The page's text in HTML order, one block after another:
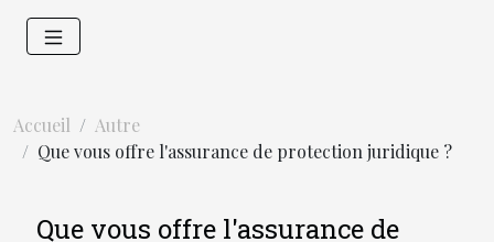
Accueil
Autre
Que vous offre l'assurance de protection juridique ?
Que vous offre l'assurance de